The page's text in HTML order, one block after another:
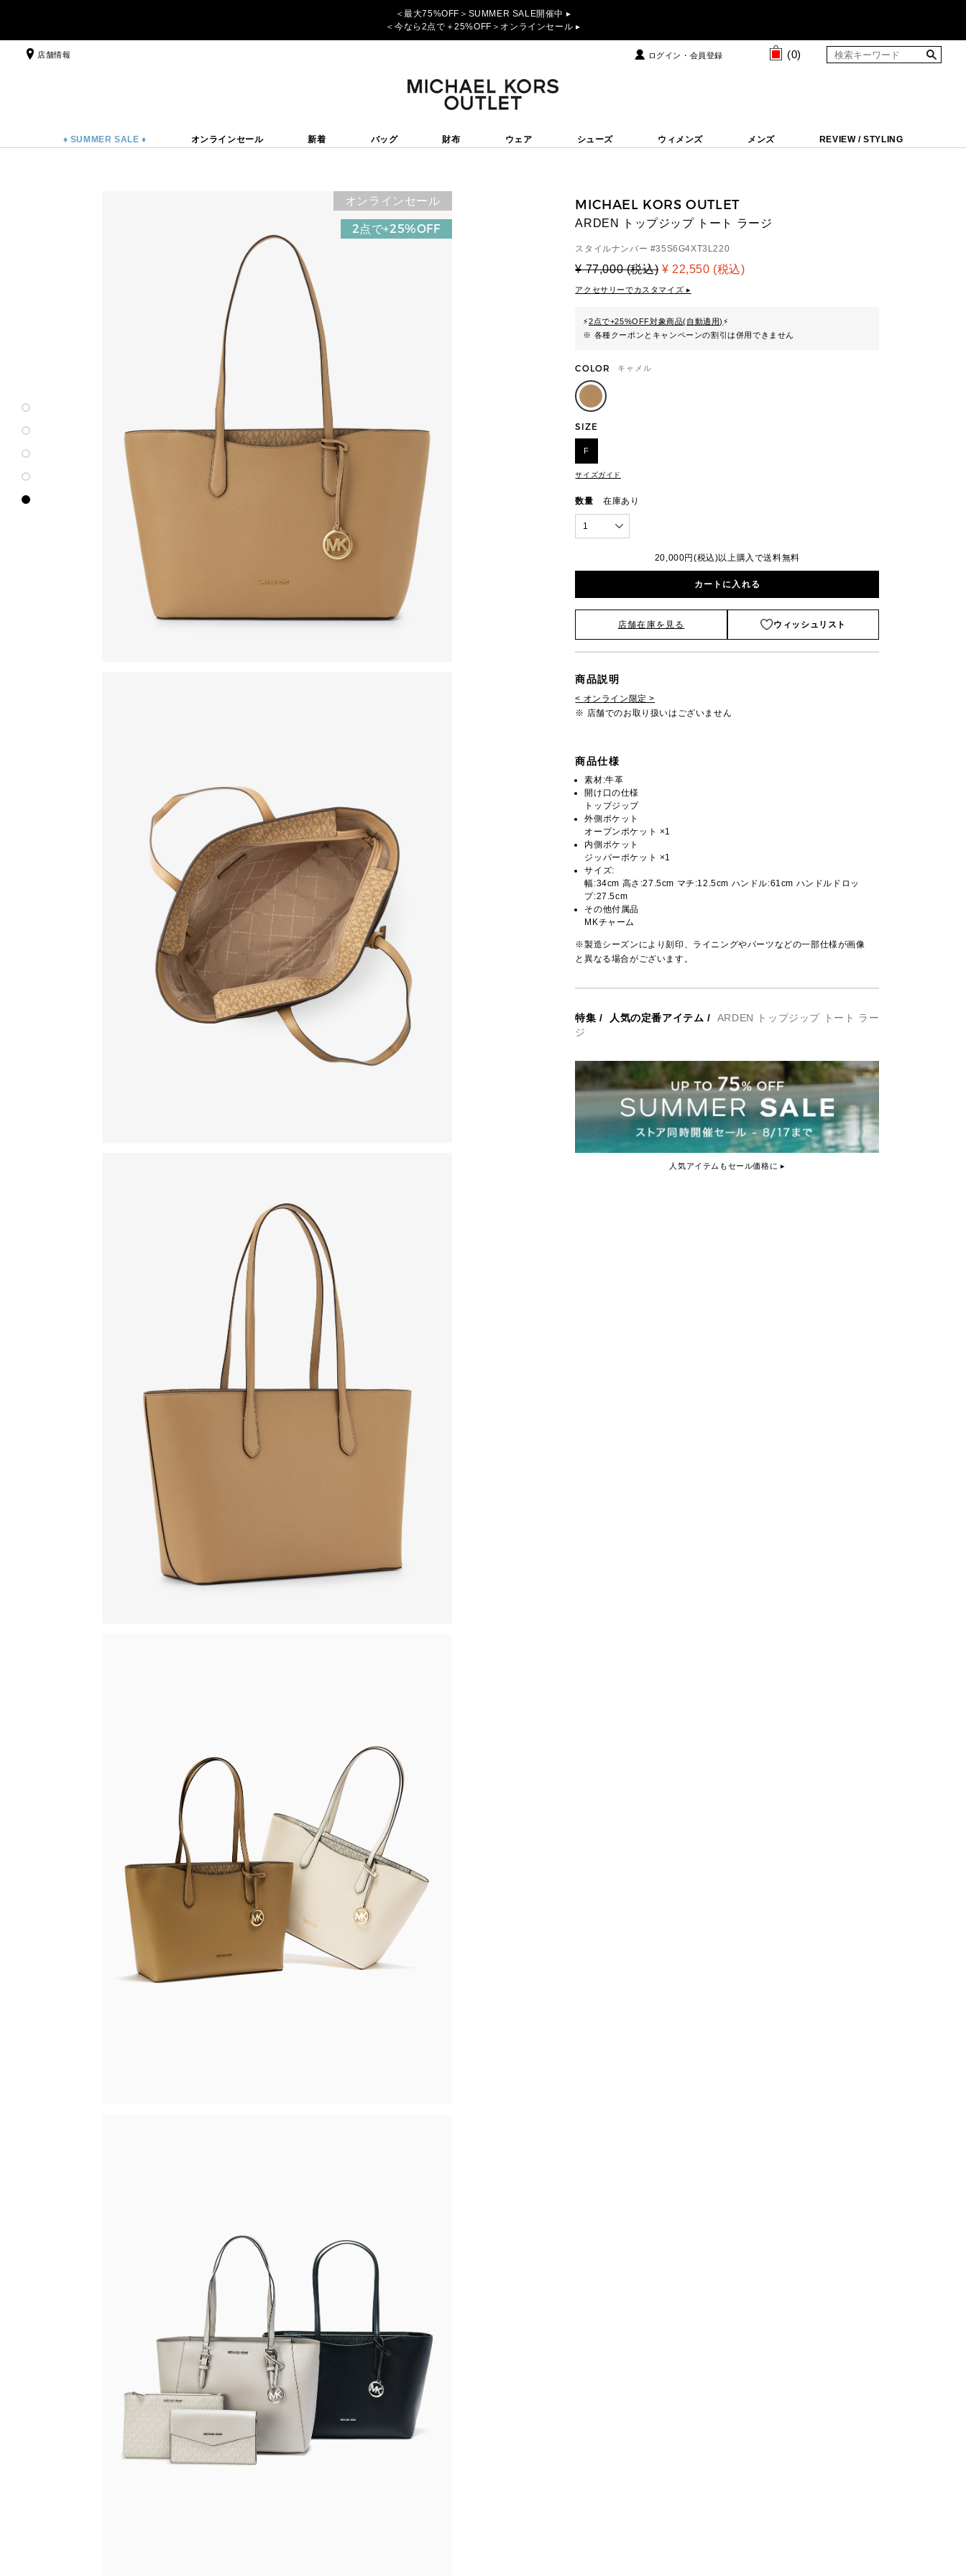
＜最大75%OFF＞SUMMER SALE開催中 ▸
＜今なら2点で＋25%OFF＞オンラインセール ▸
店舗情報 ログイン・会員登録 (0)
♦ SUMMER SALE ♦ オンラインセール 新着 バッグ 財布 ウェア シューズ ウィメンズ メンズ REVIEW / STYLING
オンラインセール
2点で+25%OFF
MICHAEL KORS OUTLET
ARDEN トップジップ トート ラージ
スタイルナンバー #35S6G4XT3L220
¥ 77,000 (税込) ¥ 22,550 (税込)
アクセサリーでカスタマイズ ▸
⚡2点で+25%OFF対象商品(自動適用) ⚡
※ 各種クーポンとキャンペーンの割引は併用できません
COLOR キャメル
SIZE
F
サイズガイド
数量 在庫あり
1
20,000円(税込)以上購入で送料無料
カートに入れる
店舗在庫を見る ウィッシュリスト
商品説明
< オンライン限定 >
※ 店舗でのお取り扱いはございません
商品仕様
素材:牛革
開け口の仕様
トップジップ
外側ポケット
オープンポケット ×1
内側ポケット
ジッパーポケット ×1
サイズ:
幅:34cm 高さ:27.5cm マチ:12.5cm ハンドル:61cm ハンドルドロッ
プ:27.5cm
その他付属品
MKチャーム
※製造シーズンにより刻印、ライニングやパーツなどの一部仕様が画像
と異なる場合がございます。
特集 / 人気の定番アイテム /
ARDEN トップジップ トート ラー
ジ
人気アイテムもセール価格に ▸